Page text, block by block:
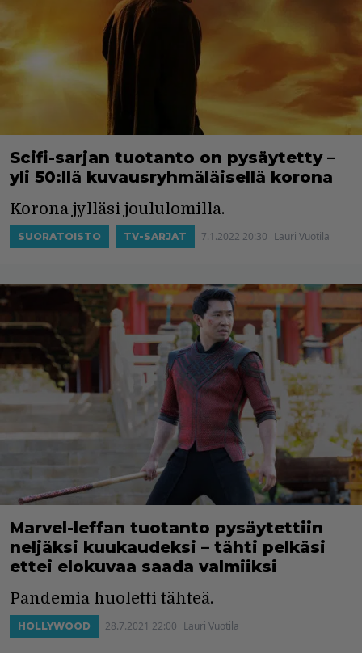
Scifi-sarjan tuotanto on pysäytetty –
yli 50:llä kuvausryhmäläisellä korona
Korona jylläsi joululomilla.
SUORATOISTO TV-SARJAT 7.1.2022 20:30 Lauri Vuotila
Marvel-leffan tuotanto pysäytettiin
neljäksi kuukaudeksi – tähti pelkäsi
ettei elokuvaa saada valmiiksi
Pandemia huoletti tähteä.
HOLLYWOOD 28.7.2021 22:00 Lauri Vuotila